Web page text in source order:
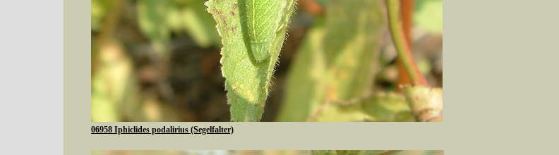
06958 Iphiclides podalirius (Segelfalter)